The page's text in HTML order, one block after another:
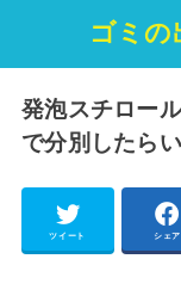
ゴミの
発泡スチロー
で分別したら
ツイート シェア